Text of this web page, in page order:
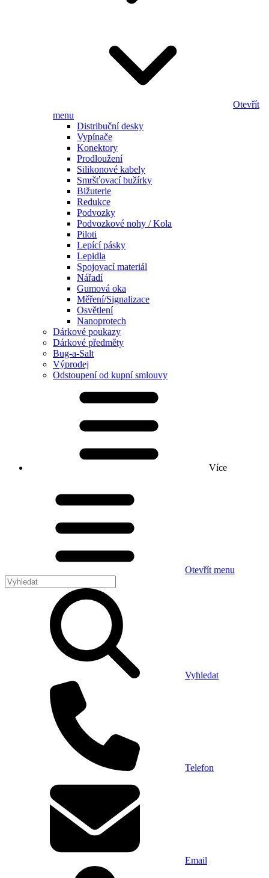
Otevřít
menu
Distribuční desky
Vypínače
Konektory
Prodloužení
Silikonové kabely
Smršťovací bužírky
Bižuterie
Redukce
Podvozky
Podvozkové nohy / Kola
Piloti
Lepící pásky
Lepidla
Spojovací materiál
Nářadí
Gumová oka
Měření/Signalizace
Osvětlení
Nanoprotech
Dárkové poukazy
Dárkové předměty
Bug-a-Salt
Výprodej
Odstoupení od kupní smlouvy
Více
Otevřít menu
Vyhledat
Telefon
Email